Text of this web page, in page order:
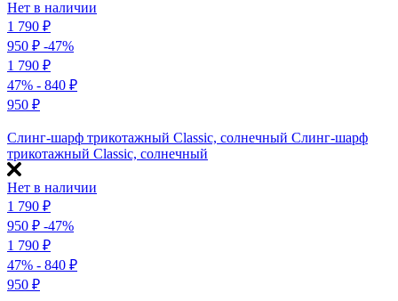
Нет в наличии
1 790 ₽
950 ₽ -47%
1 790 ₽
47% - 840 ₽
950 ₽
Слинг-шарф трикотажный Classic, солнечный Слинг-шарф
трикотажный Classic, солнечный
Нет в наличии
1 790 ₽
950 ₽ -47%
1 790 ₽
47% - 840 ₽
950 ₽